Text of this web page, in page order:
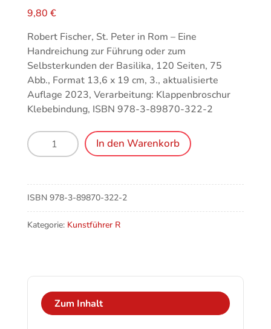
9,80 €
Robert Fischer, St. Peter in Rom – Eine
Handreichung zur Führung oder zum
Selbsterkunden der Basilika, 120 Seiten, 75
Abb., Format 13,6 x 19 cm, 3., aktualisierte
Auflage 2023, Verarbeitung: Klappenbroschur
Klebebindung, ISBN 978-3-89870-322-2
St.
Peter
Rom
-
Eine
Handreichung
zum
Selbsterkunden
In den Warenkorb
ISBN 978-3-89870-322-2
Kategorie: Kunstführer R
Zum Inhalt